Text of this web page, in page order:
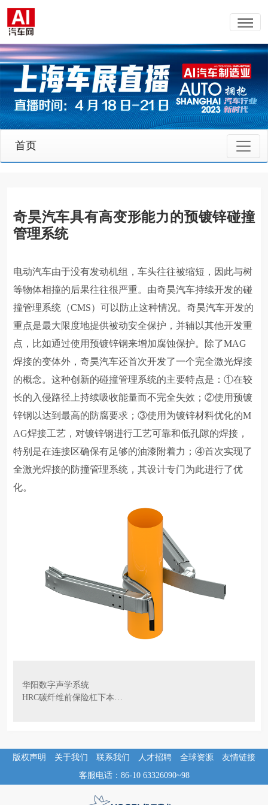
首页
奇昊汽车具有高变形能力的预镀锌碰撞
管理系统
电动汽车由于没有发动机组，车头往往被缩短，因此与树
等物体相撞的后果往往很严重。由奇昊汽车持续开发的碰
撞管理系统（CMS）可以防止这种情况。奇昊汽车开发的
重点是最大限度地提供被动安全保护，并辅以其他开发重
点，比如通过使用预镀锌钢来增加腐蚀保护。除了MAG
焊接的变体外，奇昊汽车还首次开发了一个完全激光焊接
的概念。这种创新的碰撞管理系统的主要特点是： ①在较
长的入侵路径上持续吸收能量而不完全失效； ②使用预镀
锌钢以达到最高的防腐要求； ③使用为镀锌材料优化的M
AG焊接工艺，对镀锌钢进行工艺可靠和低孔隙的焊接，
特别是在连接区确保有足够的油漆附着力； ④首次实现了
全激光焊接的防撞管理系统，其设计专门为此进行了优
化。
华阳数字声学系统
HRC碳纤维前保险杠下本体总成
版权声明 关于我们 联系我们 人才招聘 全球资源
友情链接
客服电话：86-10 63326090~98